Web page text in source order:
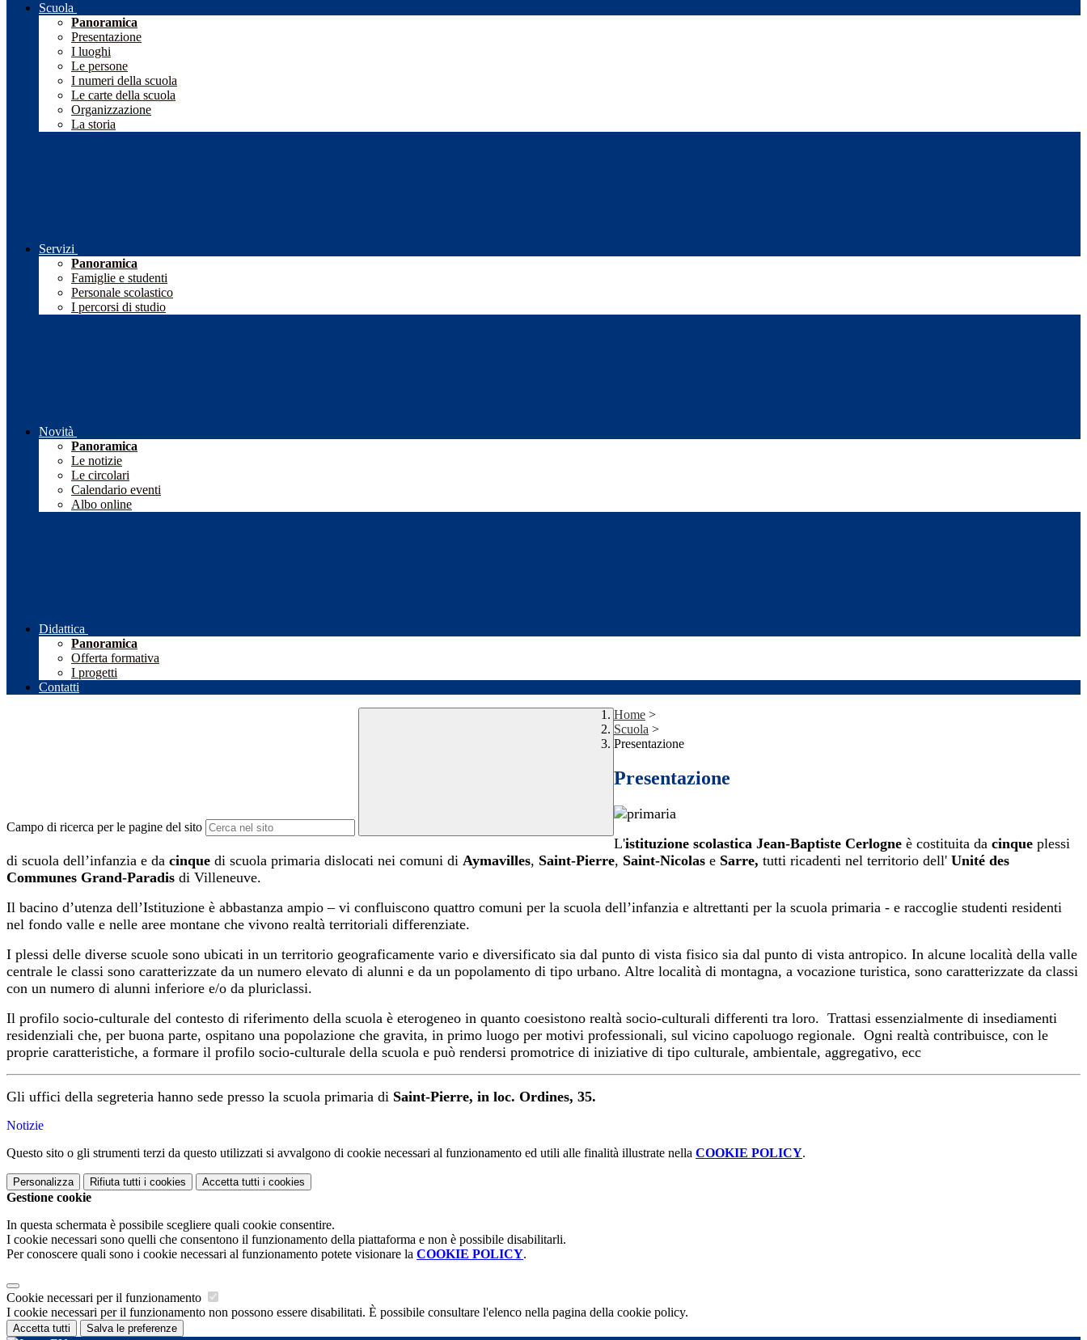
Scuola
Panoramica
Presentazione
I luoghi
Le persone
I numeri della scuola
Le carte della scuola
Organizzazione
La storia
Servizi
Panoramica
Famiglie e studenti
Personale scolastico
I percorsi di studio
Novità
Panoramica
Le notizie
Le circolari
Calendario eventi
Albo online
Didattica
Panoramica
Offerta formativa
I progetti
Contatti
Campo di ricerca per le pagine del sito
Home >
Scuola >
Presentazione
Presentazione
L'istituzione scolastica Jean-Baptiste Cerlogne è costituita da cinque plessi
di scuola dell’infanzia e da cinque di scuola primaria dislocati nei comuni di Aymavilles, Saint-Pierre, Saint-Nicolas e Sarre, tutti ricadenti nel territorio dell' Unité des
Communes Grand-Paradis di Villeneuve.
Il bacino d’utenza dell’Istituzione è abbastanza ampio – vi confluiscono quattro comuni per la scuola dell’infanzia e altrettanti per la scuola primaria - e raccoglie studenti residenti
nel fondo valle e nelle aree montane che vivono realtà territoriali differenziate.
I plessi delle diverse scuole sono ubicati in un territorio geograficamente vario e diversificato sia dal punto di vista fisico sia dal punto di vista antropico. In alcune località della valle
centrale le classi sono caratterizzate da un numero elevato di alunni e da un popolamento di tipo urbano. Altre località di montagna, a vocazione turistica, sono caratterizzate da classi
con un numero di alunni inferiore e/o da pluriclassi.
Il profilo socio-culturale del contesto di riferimento della scuola è eterogeneo in quanto coesistono realtà socio-culturali differenti tra loro. Trattasi essenzialmente di insediamenti
residenziali che, per buona parte, ospitano una popolazione che gravita, in primo luogo per motivi professionali, sul vicino capoluogo regionale. Ogni realtà contribuisce, con le
proprie caratteristiche, a formare il profilo socio-culturale della scuola e può rendersi promotrice di iniziative di tipo culturale, ambientale, aggregativo, ecc
Gli uffici della segreteria hanno sede presso la scuola primaria di Saint-Pierre, in loc. Ordines, 35.
Notizie
Questo sito o gli strumenti terzi da questo utilizzati si avvalgono di cookie necessari al funzionamento ed utili alle finalità illustrate nella COOKIE POLICY.
Personalizza Rifiuta tutti i cookies Accetta tutti i cookies
Gestione cookie
In questa schermata è possibile scegliere quali cookie consentire.
I cookie necessari sono quelli che consentono il funzionamento della piattaforma e non è possibile disabilitarli.
Per conoscere quali sono i cookie necessari al funzionamento potete visionare la COOKIE POLICY.
Cookie necessari per il funzionamento
I cookie necessari per il funzionamento non possono essere disabilitati. È possibile consultare l'elenco nella pagina della cookie policy.
Accetta tutti Salva le preferenze